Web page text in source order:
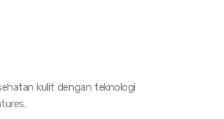
kulit dengan teknologi